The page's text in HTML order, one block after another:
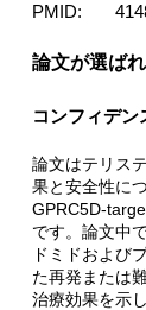
PMID:
論文が選ば
コンフィデン
論文はテリス
果と安全性に
GPRC5D-
です。論文中
ドミドおよび
た再発または
治療効果を示